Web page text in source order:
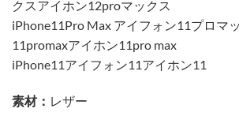
クスアイホン12proマックス
iPhone11Pro Max アイフォン11プロマ
11promaxアイホン11pro max
iPhone11アイフォン11アイホン11
素材： レザー